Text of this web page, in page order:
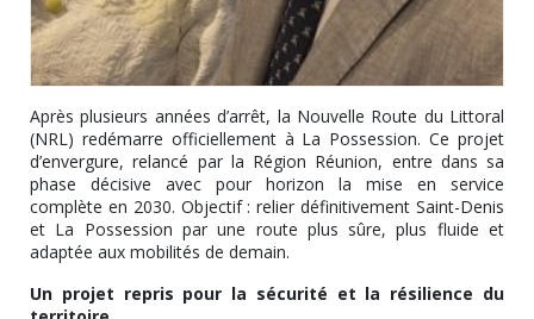
Après plusieurs années d’arrêt, la Nouvelle Route du Littoral
(NRL) redémarre officiellement à La Possession. Ce projet
d’envergure, relancé par la Région Réunion, entre dans sa
phase décisive avec pour horizon la mise en service
complète en 2030. Objectif : relier définitivement Saint-Denis
et La Possession par une route plus sûre, plus fluide et
adaptée aux mobilités de demain.
Un projet repris pour la sécurité et la résilience du